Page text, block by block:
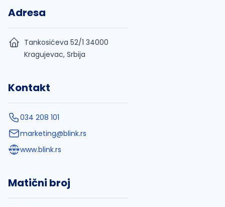
Adresa
Tankosićeva 52/1 34000
Kragujevac, Srbija
Kontakt
034 208 101
marketing@blink.rs
www.blink.rs
Matični broj